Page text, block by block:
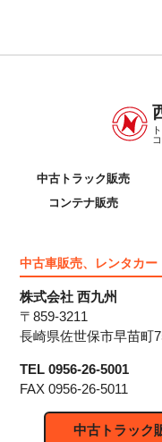
中古トラック販売
コンテナ販売
中古車販売、レンタカ
株式会社 西九州
〒859-3211
長崎県佐世保市早苗町
TEL 0956-26-5001
FAX 0956-26-5011
中古トラック